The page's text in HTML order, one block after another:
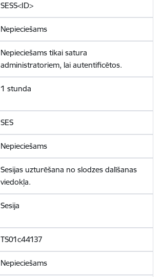
SESS<ID>
Nepieciešams
Nepieciešams tikai satura
administratoriem, lai autentificētos.
1 stunda
SES
Nepieciešams
Sesijas uzturēšana no slodzes dalīšanas
viedokļa.
Sesija
TS01c44137
Nepieciešams